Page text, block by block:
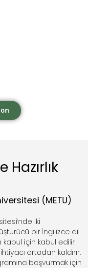
Hazırlık
(METU)
iki
bir İngilizce dil
kabul için kabul edilir
ortadan kaldırır.
başvurmak için